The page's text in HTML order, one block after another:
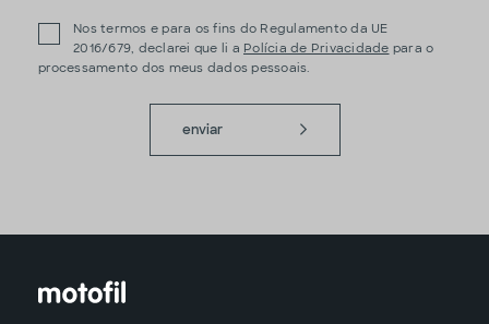
Nos termos e para os fins do Regulamento da UE
2016/679, declarei que li a Polícia de Privacidade para o
processamento dos meus dados pessoais.
enviar